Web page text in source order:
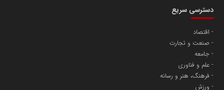
آهن و فولاد غدیر ایرانیان
تامین آهن اسفنجی تولیدکنندگان فولاد در کشور
دسترسی سریع
اقتصاد
صنعت و تجارت
جامعه
علم و فناوری
فرهنگ، هنر و رسانه
ورزش